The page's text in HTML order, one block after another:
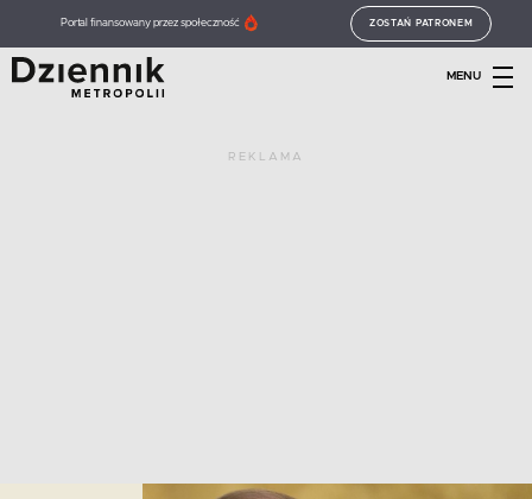
Portal finansowany przez społeczność ZOSTAŃ PATRONEM
MENU
REKLAMA